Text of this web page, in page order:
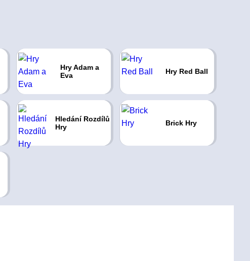
Hry Adam a
Eva
Hry Red Ball
Hledání Rozdílů
Hry
Brick Hry